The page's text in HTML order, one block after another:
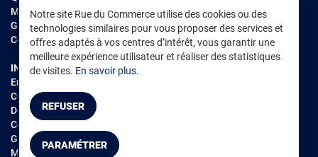
Notre site Rue du Commerce utilise des cookies ou des
technologies similaires pour vous proposer des services et
offres adaptés à vos centres d’intérêt, vous garantir une
meilleure expérience utilisateur et réaliser des statistiques
de visites. En savoir plus.
REFUSER
PARAMÉTRER
Modes de règlements
Garantie et retours
Contacter Rue du Commerce
INFORMATIONS LÉGALES
Environnement
CGV /CGU Marketplace
Données personnelles
Cookies
Gérer mes cookies
Mentions légales